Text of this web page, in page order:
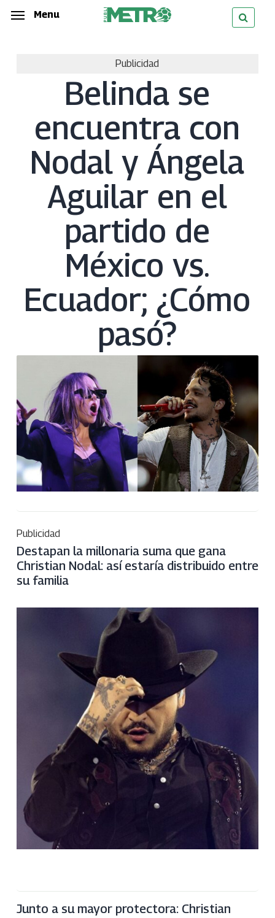
Skip
Menu
Publicidad
Belinda se
encuentra con
Nodal y Ángela
Aguilar en el
partido de
México vs.
Ecuador; ¿Cómo
pasó?
Publicidad
Destapan la millonaria suma que gana
Christian Nodal: así estaría distribuido entre
su familia
Junto a su mayor protectora: Christian
Menu